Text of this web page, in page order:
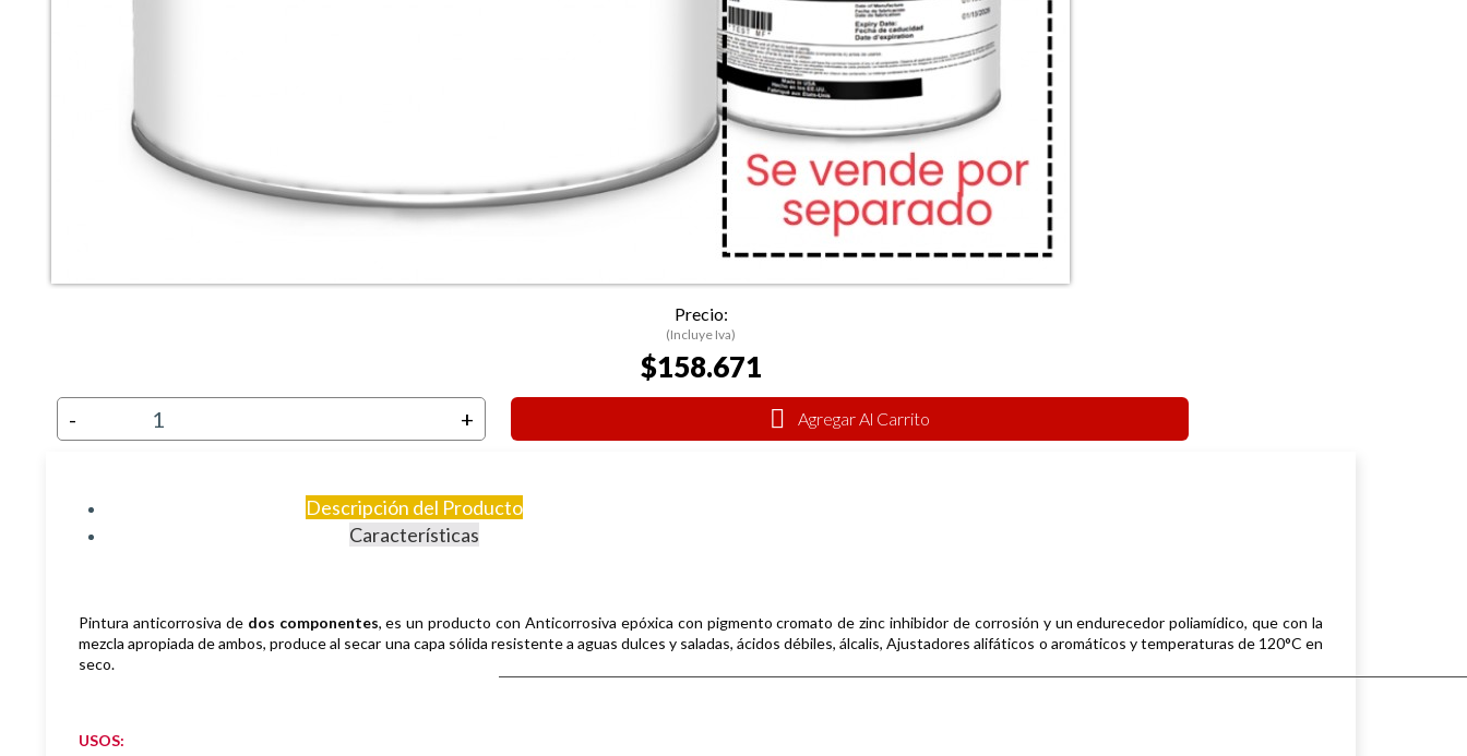
Precio:
(Incluye Iva)
$158.671
- + Agregar Al Carrito
Descripción del Producto
Características
Pintura anticorrosiva de dos componentes, es un producto con Anticorrosiva epóxica con pigmento cromato de zinc inhibidor de corrosión y un endurecedor poliamídico, que con la
mezcla apropiada de ambos, produce al secar una capa sólida resistente a aguas dulces y saladas, ácidos débiles, álcalis, Ajustadores alifáticos o aromáticos y temperaturas de 120°C en
seco.
USOS: